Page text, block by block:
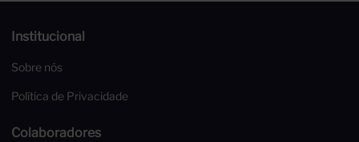
Institucional
Sobre nós
Política de Privacidade
Colaboradores